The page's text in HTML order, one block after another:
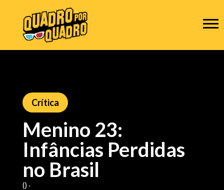
Crítica
Menino 23:
Infâncias Perdidas
no Brasil
() ‧